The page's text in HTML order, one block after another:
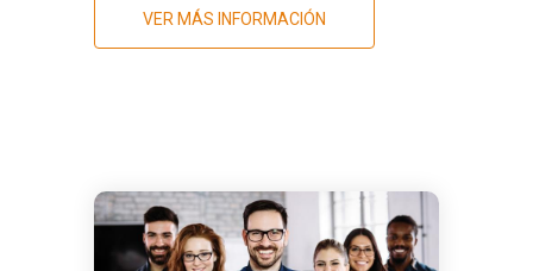
VER MÁS INFORMACIÓN